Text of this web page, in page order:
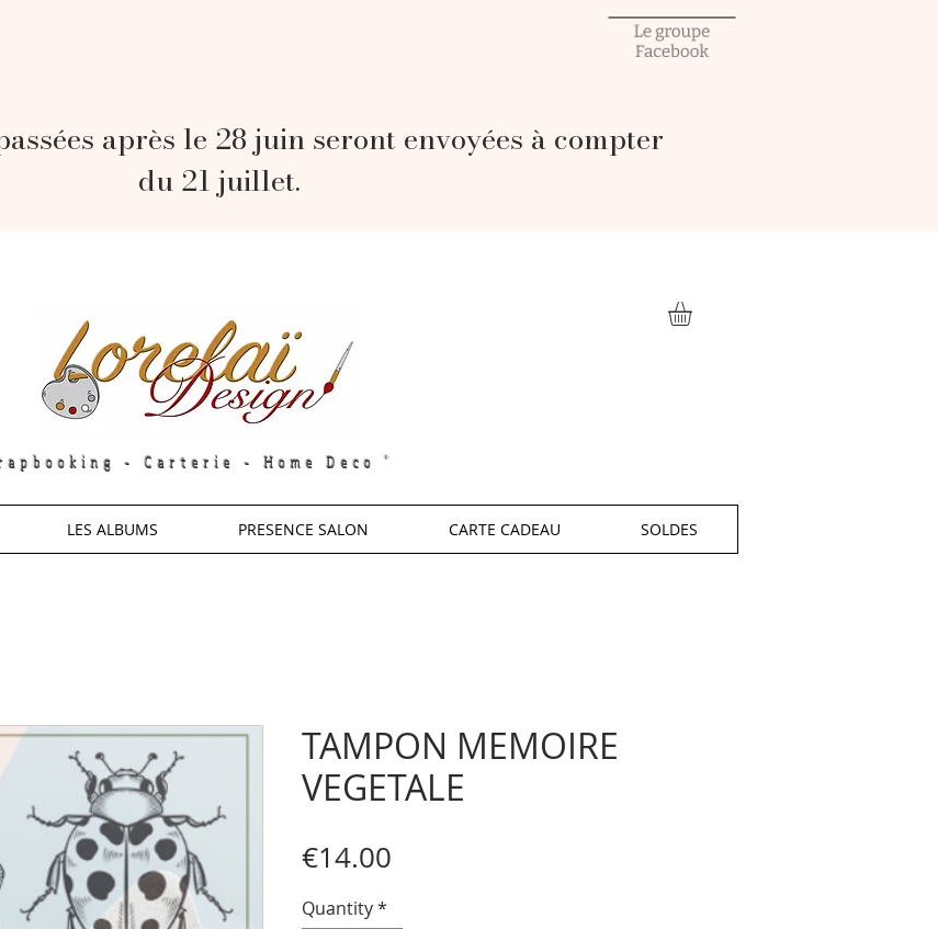
après le 28 juin seront envoyées à compter
du 21 juillet.
- Carterie - Home Deco "
TAMPON MEMOIRE
VEGETALE
€14.00
Quantity*
LES ALBUMS PRESENCE SALON CARTE CADEAU SOLDES